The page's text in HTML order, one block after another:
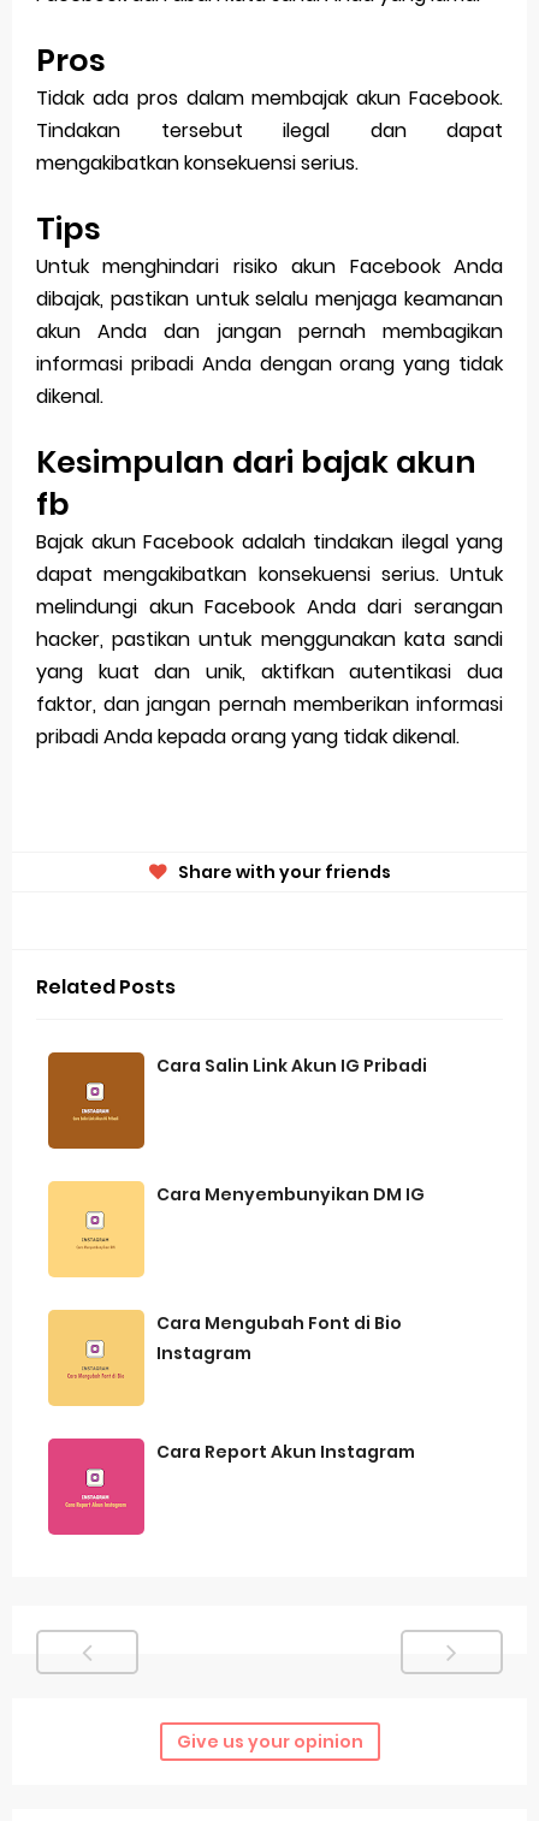
Pros
Tidak ada pros dalam membajak akun Facebook.
Tindakan tersebut ilegal dan dapat
mengakibatkan konsekuensi serius.
Tips
Untuk menghindari risiko akun Facebook Anda
dibajak, pastikan untuk selalu menjaga keamanan
akun Anda dan jangan pernah membagikan
informasi pribadi Anda dengan orang yang tidak
dikenal.
Kesimpulan dari bajak akun
fb
Bajak akun Facebook adalah tindakan ilegal yang
dapat mengakibatkan konsekuensi serius. Untuk
melindungi akun Facebook Anda dari serangan
hacker, pastikan untuk menggunakan kata sandi
yang kuat dan unik, aktifkan autentikasi dua
faktor, dan jangan pernah memberikan informasi
pribadi Anda kepada orang yang tidak dikenal.
Share with your friends
Related Posts
Cara Salin Link Akun IG Pribadi
Cara Menyembunyikan DM IG
Cara Mengubah Font di Bio
Instagram
Cara Report Akun Instagram
Give us your opinion